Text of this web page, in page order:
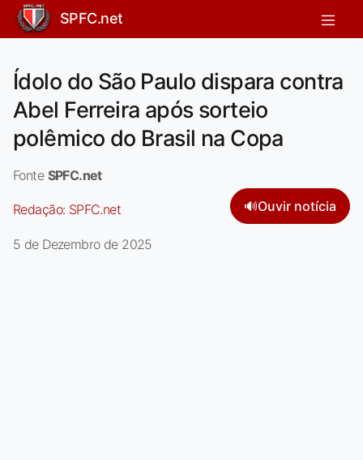
SPFC.net
Ídolo do São Paulo dispara contra
Abel Ferreira após sorteio
polêmico do Brasil na Copa
Fonte SPFC.net
Redação: SPFC.net 🔊Ouvir notícia
5 de Dezembro de 2025